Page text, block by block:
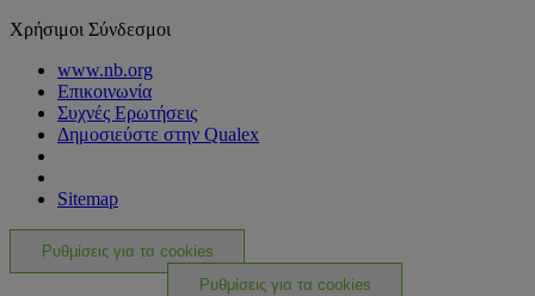
Χρήσιμοι Σύνδεσμοι
www.nb.org
Επικοινωνία
Συχνές Ερωτήσεις
Δημοσιεύστε στην Qualex
Sitemap
Ρυθμίσεις για τα cookies
Ρυθμίσεις για τα cookies